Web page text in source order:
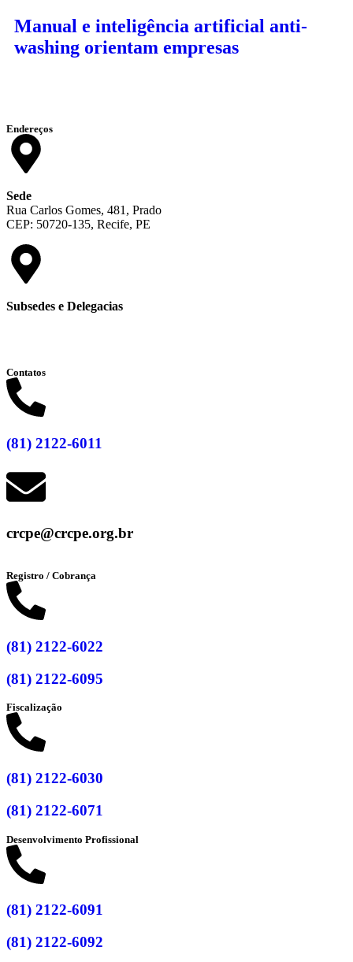
Manual e inteligência artificial anti-
washing orientam empresas
Endereços
Sede
Rua Carlos Gomes, 481, Prado
CEP: 50720-135, Recife, PE
Subsedes e Delegacias
Contatos
(81) 2122-6011
crcpe@crcpe.org.br
Registro / Cobrança
(81) 2122-6022
(81) 2122-6095
Fiscalização
(81) 2122-6030
(81) 2122-6071
Desenvolvimento Profissional
(81) 2122-6091
(81) 2122-6092